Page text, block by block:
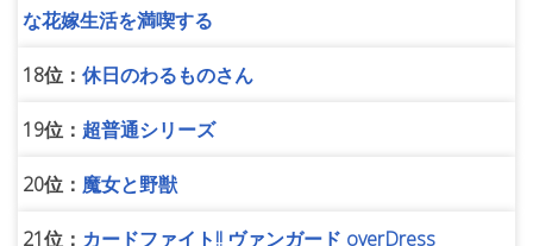
な花嫁生活を満喫する
18位： 休日のわるものさん
19位： 超普通シリーズ
20位： 魔女と野獣
21位： カードファイト!! ヴァンガード overDress